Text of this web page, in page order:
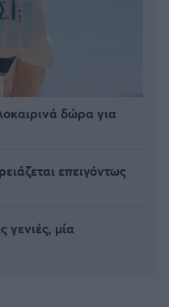
δώρα για
επειγόντως
μία